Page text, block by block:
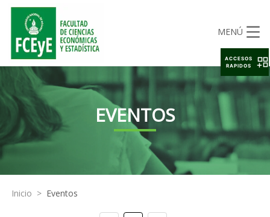
MENÚ
EVENTOS
Inicio > Eventos
ACCESOS
RAPIDOS